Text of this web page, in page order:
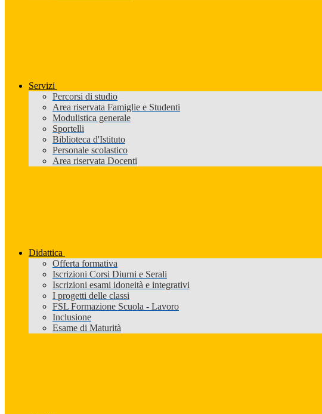
Servizi
Percorsi di studio
Area riservata Famiglie e Studenti
Modulistica generale
Sportelli
Biblioteca d'Istituto
Personale scolastico
Area riservata Docenti
Didattica
Offerta formativa
Iscrizioni Corsi Diurni e Serali
Iscrizioni esami idoneità e integrativi
I progetti delle classi
FSL Formazione Scuola - Lavoro
Inclusione
Esame di Maturità